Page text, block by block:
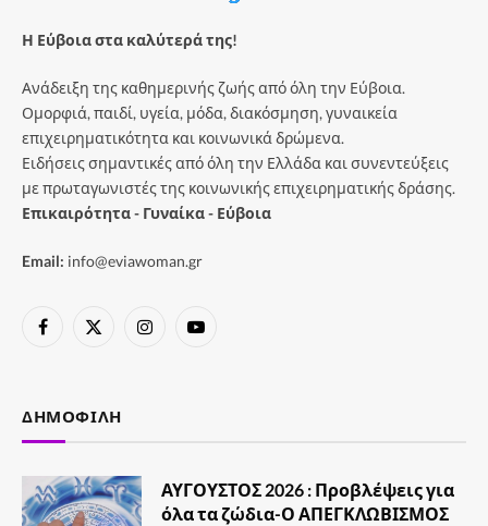
Η Εύβοια στα καλύτερά της!
Ανάδειξη της καθημερινής ζωής από όλη την Εύβοια.
Ομορφιά, παιδί, υγεία, μόδα, διακόσμηση, γυναικεία
επιχειρηματικότητα και κοινωνικά δρώμενα.
Ειδήσεις σημαντικές από όλη την Ελλάδα και συνεντεύξεις
με πρωταγωνιστές της κοινωνικής επιχειρηματικής δράσης.
Επικαιρότητα - Γυναίκα - Εύβοια
Email: info@eviawoman.gr
Facebook
X
InstagramYouTube
ΔΗΜΟΦΙΛΉ
ΑΥΓΟΥΣΤΟΣ 2026 : Προβλέψεις για
όλα τα ζώδια-Ο ΑΠΕΓΚΛΩΒΙΣΜΟΣ